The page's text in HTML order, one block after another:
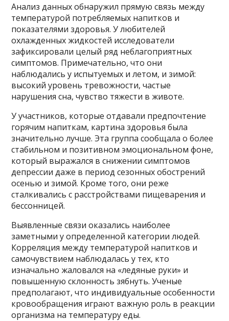
Анализ данных обнаружил прямую связь между
температурой потребляемых напитков и
показателями здоровья. У любителей
охлажденных жидкостей исследователи
зафиксировали целый ряд неблагоприятных
симптомов. Примечательно, что они
наблюдались у испытуемых и летом, и зимой:
высокий уровень тревожности, частые
нарушения сна, чувство тяжести в животе.
У участников, которые отдавали предпочтение
горячим напиткам, картина здоровья была
значительно лучше. Эта группа сообщала о более
стабильном и позитивном эмоциональном фоне,
который выражался в снижении симптомов
депрессии даже в период сезонных обострений
осенью и зимой. Кроме того, они реже
сталкивались с расстройствами пищеварения и
бессонницей.
Выявленные связи оказались наиболее
заметными у определенной категории людей.
Корреляция между температурой напитков и
самочувствием наблюдалась у тех, кто
изначально жаловался на «ледяные руки» и
повышенную склонность зябнуть. Ученые
предполагают, что индивидуальные особенности
кровообращения играют важную роль в реакции
организма на температуру еды.